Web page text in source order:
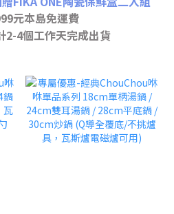
元本島免運費
2-4個工作天完成出貨